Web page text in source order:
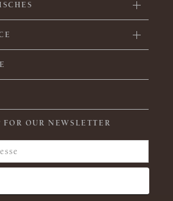
FOR OUR NEWSLETTER